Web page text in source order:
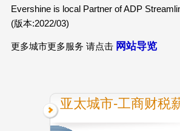
Evershine is local Partner of ADP
(版本:2022/03)
更多城市更多服务 请点击 网站导览
亚太城市-工商财税